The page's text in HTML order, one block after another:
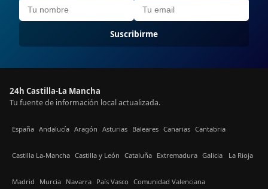
Suscribirme
24h Castilla-La Mancha
Tu fuente de información local actualizada.
España Andalucía Aragón Asturias Baleares Canarias Cantabria
Castilla La-Mancha Castilla y León Cataluña Extremadura Galicia La Rioja
Madrid Murcia Navarra País Vasco Comunidad Valenciana